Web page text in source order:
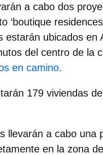
a cabo dos
‘boutique
estarán ubicados en
del centro de la
en camino.
179 viviendas
llevarán a cabo una
en la zona